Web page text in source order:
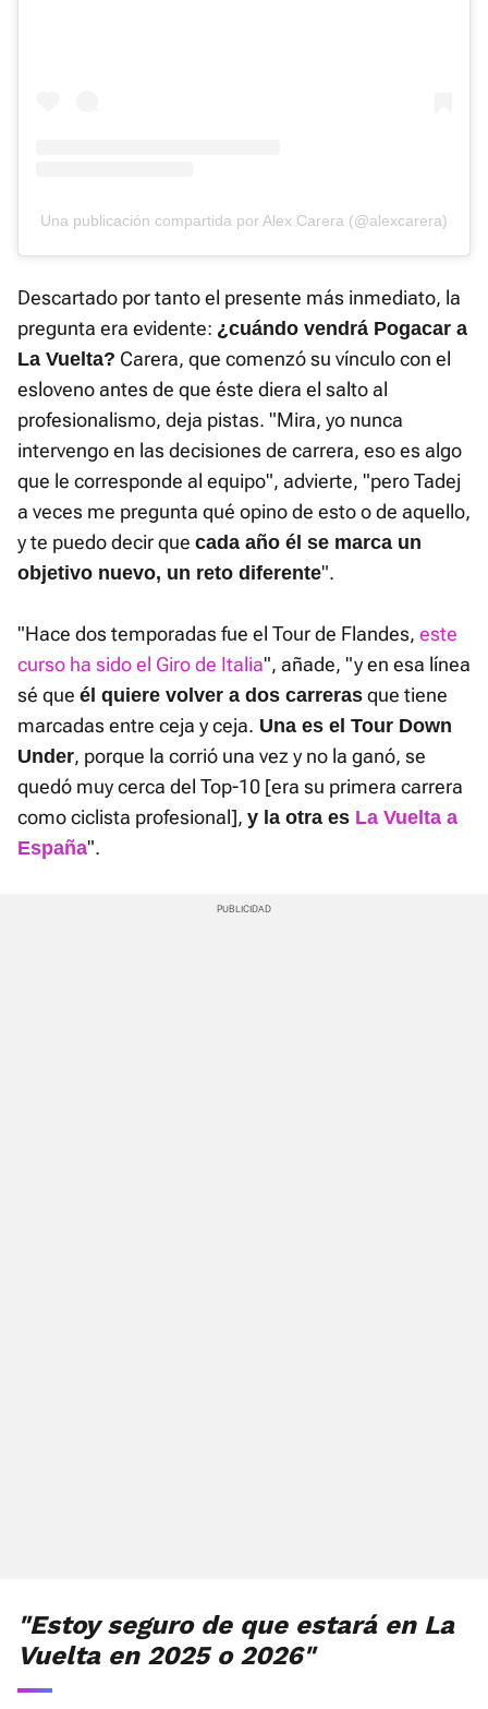
Una publicación compartida por Alex Carera (@alexcarera)
Descartado por tanto el presente más inmediato, la
pregunta era evidente: ¿cuándo vendrá Pogacar a
La Vuelta? Carera, que comenzó su vínculo con el
esloveno antes de que éste diera el salto al
profesionalismo, deja pistas. "Mira, yo nunca
intervengo en las decisiones de carrera, eso es algo
que le corresponde al equipo", advierte, "pero Tadej
a veces me pregunta qué opino de esto o de aquello,
y te puedo decir que cada año él se marca un
objetivo nuevo, un reto diferente".
"Hace dos temporadas fue el Tour de Flandes, este
curso ha sido el Giro de Italia", añade, "y en esa línea
sé que él quiere volver a dos carreras que tiene
marcadas entre ceja y ceja. Una es el Tour Down
Under, porque la corrió una vez y no la ganó, se
quedó muy cerca del Top-10 [era su primera carrera
como ciclista profesional], y la otra es La Vuelta a
España".
"Estoy seguro de que estará en La
Vuelta en 2025 o 2026"